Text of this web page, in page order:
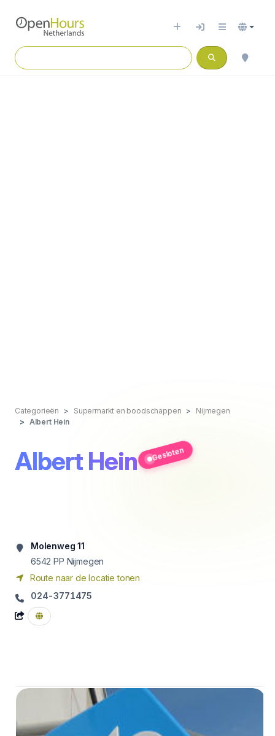
Categorieën Supermarkt en boodschappen
Nijmegen
Albert Hein
Albert Hein Gesloten
Molenweg 11
6542 PP Nijmegen
Route naar de locatie tonen
024-3771475